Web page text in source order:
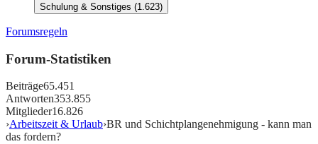
Schulung & Sonstiges (1.623)
Forumsregeln
Forum-Statistiken
Beiträge65.451
Antworten353.855
Mitglieder16.826
›Arbeitszeit & Urlaub›BR und Schichtplangenehmigung - kann man
das fordern?